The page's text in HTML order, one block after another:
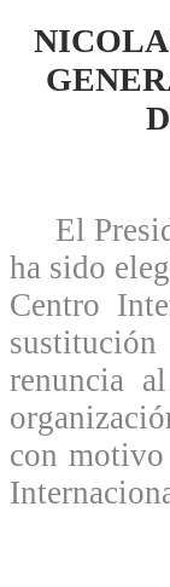
El
ha sido
Centro
renuncia
con